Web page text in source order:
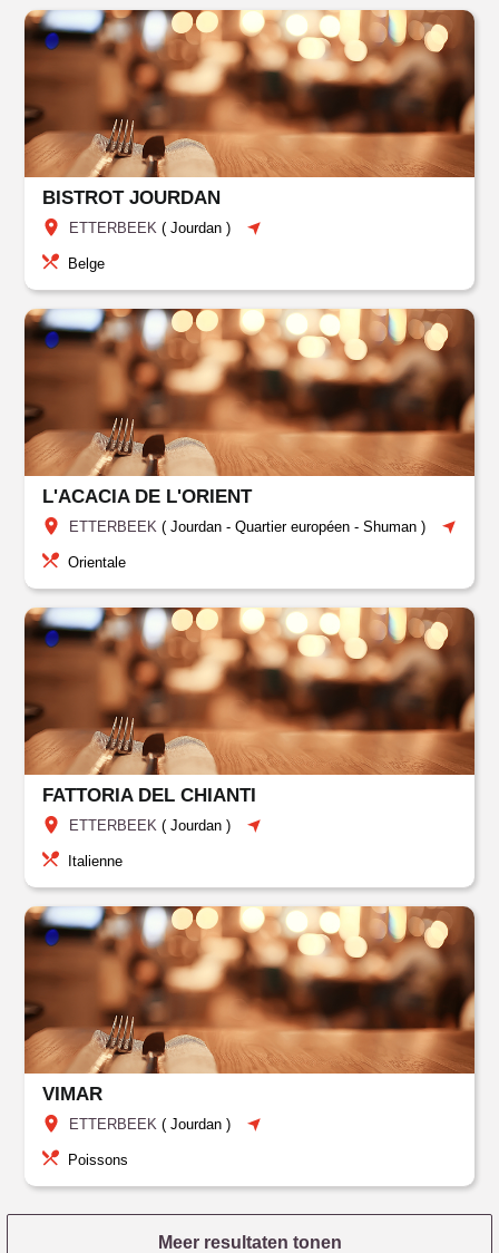
BISTROT JOURDAN
ETTERBEEK (Jourdan )
Belge
L'ACACIA DE L'ORIENT
ETTERBEEK (Jourdan - Quartier européen - Shuman )
Orientale
FATTORIA DEL CHIANTI
ETTERBEEK (Jourdan )
Italienne
VIMAR
ETTERBEEK (Jourdan )
Poissons
Meer resultaten tonen